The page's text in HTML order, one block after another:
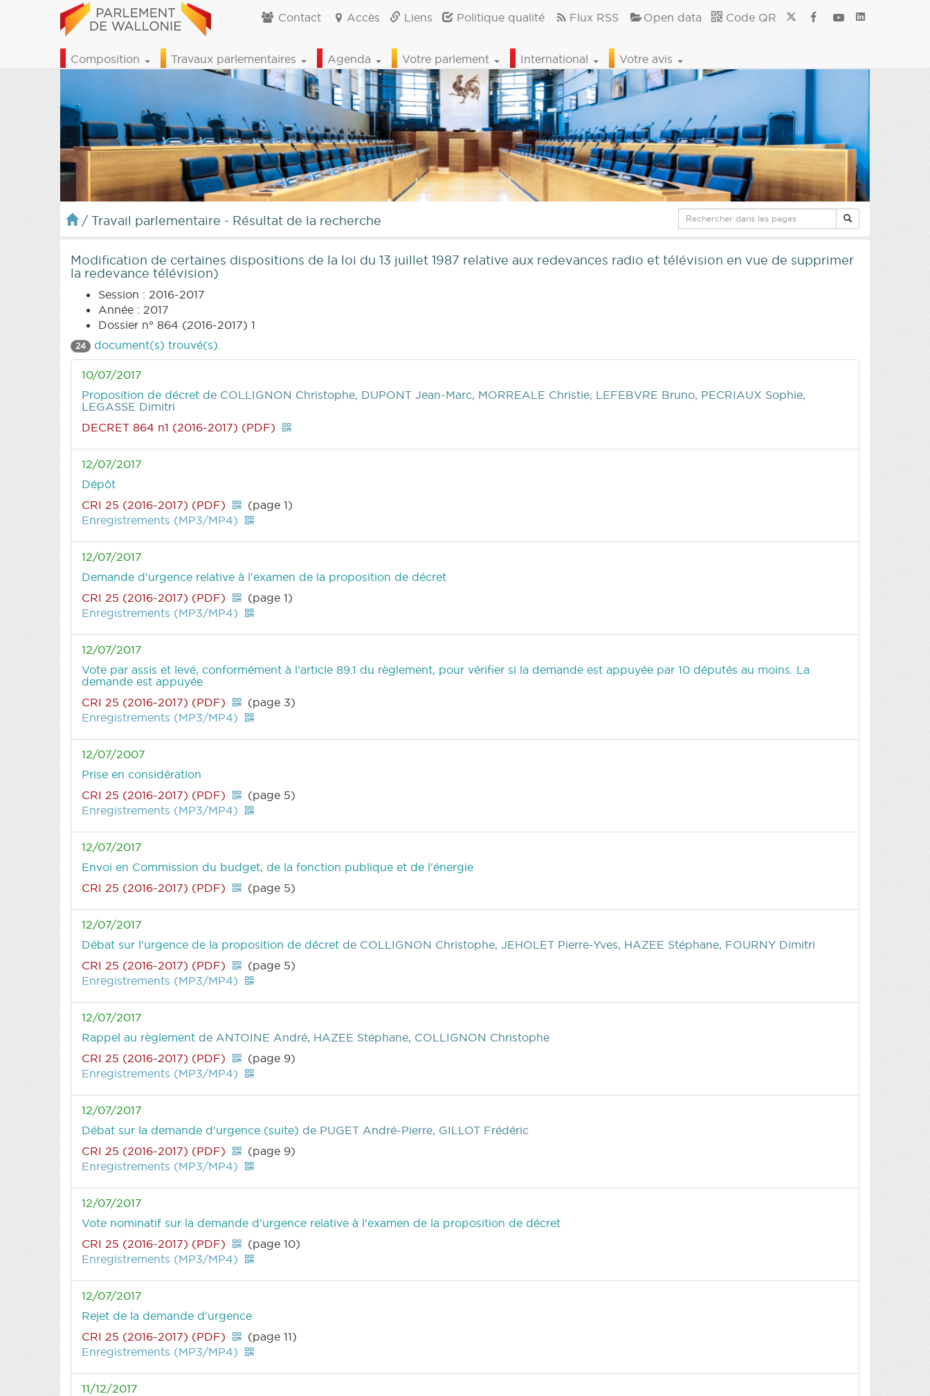
Contact Accès Liens Politique qualité Flux RSS Open data Code QR
Composition Travaux parlementaires Agenda Votre parlement International Votre avis
/ Travail parlementaire - Résultat de la recherche
Modification de certaines dispositions de la loi du 13 juillet 1987 relative aux redevances radio et télévision en vue de supprimer
la redevance télévision)
Session : 2016-2017
Année : 2017
Dossier n° 864 (2016-2017) 1
24 document(s) trouvé(s).
10/07/2017
Proposition de décret de COLLIGNON Christophe, DUPONT Jean-Marc, MORREALE Christie, LEFEBVRE Bruno, PECRIAUX Sophie,
LEGASSE Dimitri
DECRET 864 n1 (2016-2017) (PDF)
12/07/2017
Dépôt
CRI 25 (2016-2017) (PDF)
(page 1)
Enregistrements (MP3/MP4)
12/07/2017
Demande d'urgence relative à l'examen de la proposition de décret
CRI 25 (2016-2017) (PDF)
(page 1)
Enregistrements (MP3/MP4)
12/07/2017
Vote par assis et levé, conformément à l'article 89.1 du règlement, pour vérifier si la demande est appuyée par 10 députés au moins. La
demande est appuyée
CRI 25 (2016-2017) (PDF)
(page 3)
Enregistrements (MP3/MP4)
12/07/2007
Prise en considération
CRI 25 (2016-2017) (PDF)
(page 5)
Enregistrements (MP3/MP4)
12/07/2017
Envoi en Commission du budget, de la fonction publique et de l'énergie
CRI 25 (2016-2017) (PDF)
(page 5)
12/07/2017
Débat sur l'urgence de la proposition de décret de COLLIGNON Christophe, JEHOLET Pierre-Yves, HAZEE Stéphane, FOURNY Dimitri
CRI 25 (2016-2017) (PDF)
(page 5)
Enregistrements (MP3/MP4)
12/07/2017
Rappel au règlement de ANTOINE André, HAZEE Stéphane, COLLIGNON Christophe
CRI 25 (2016-2017) (PDF)
(page 9)
Enregistrements (MP3/MP4)
12/07/2017
Débat sur la demande d'urgence (suite) de PUGET André-Pierre, GILLOT Frédéric
CRI 25 (2016-2017) (PDF)
(page 9)
Enregistrements (MP3/MP4)
12/07/2017
Vote nominatif sur la demande d'urgence relative à l'examen de la proposition de décret
CRI 25 (2016-2017) (PDF)
(page 10)
Enregistrements (MP3/MP4)
12/07/2017
Rejet de la demande d'urgence
CRI 25 (2016-2017) (PDF)
(page 11)
Enregistrements (MP3/MP4)
11/12/2017